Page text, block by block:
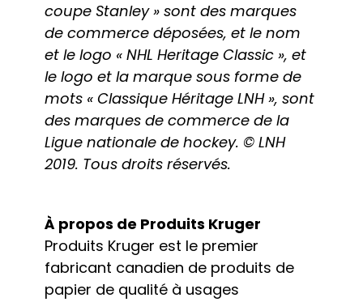
coupe Stanley » sont des marques
de commerce déposées, et le nom
et le logo « NHL Heritage Classic », et
le logo et la marque sous forme de
mots « Classique Héritage LNH », sont
des marques de commerce de la
Ligue nationale de hockey. © LNH
2019. Tous droits réservés.
À propos de Produits Kruger
Produits Kruger est le premier
fabricant canadien de produits de
papier de qualité à usages